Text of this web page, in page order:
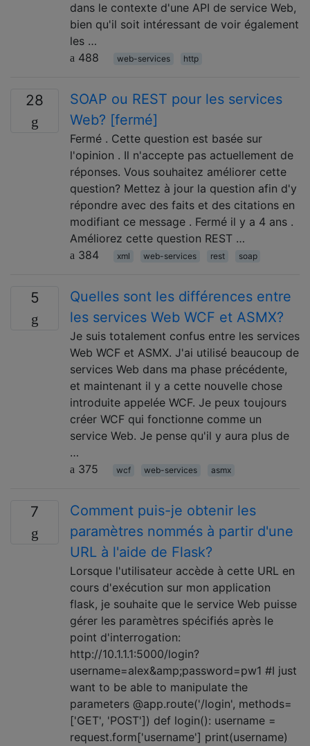
dans le contexte d'une API de service Web,
bien qu'il soit intéressant de voir également
les …
488
web-services http
28
SOAP ou REST pour les services
Web? [fermé]
Fermé . Cette question est basée sur
l'opinion . Il n'accepte pas actuellement de
réponses. Vous souhaitez améliorer cette
question? Mettez à jour la question afin d'y
répondre avec des faits et des citations en
modifiant ce message . Fermé il y a 4 ans .
Améliorez cette question REST …
384
xml web-services rest soap
5
Quelles sont les différences entre
les services Web WCF et ASMX?
Je suis totalement confus entre les services
Web WCF et ASMX. J'ai utilisé beaucoup de
services Web dans ma phase précédente,
et maintenant il y a cette nouvelle chose
introduite appelée WCF. Je peux toujours
créer WCF qui fonctionne comme un
service Web. Je pense qu'il y aura plus de
…
375
wcf web-services asmx
7
Comment puis-je obtenir les
paramètres nommés à partir d'une
URL à l'aide de Flask?
Lorsque l'utilisateur accède à cette URL en
cours d'exécution sur mon application
flask, je souhaite que le service Web puisse
gérer les paramètres spécifiés après le
point d'interrogation:
http://10.1.1.1:5000/login?
username=alex&amp;password=pw1 #I just
want to be able to manipulate the
parameters @app.route('/login', methods=
['GET', 'POST']) def login(): username =
request.form['username'] print(username)